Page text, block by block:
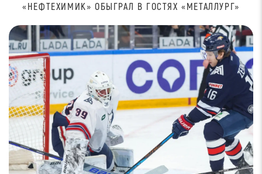
«НЕФТЕХИМИК» ОБЫГРАЛ В ГОСТЯХ «МЕТАЛЛУРГ»